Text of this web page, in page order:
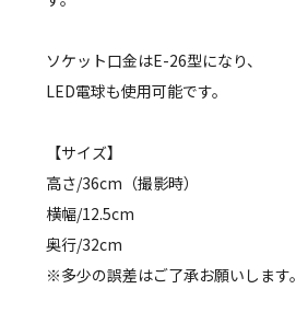
ソケット口金はE-26型になり、
LED電球も使用可能です。
【サイズ】
高さ/36cm（撮影時）
横幅/12.5cm
奥行/32cm
※多少の誤差はご了承お願いします。